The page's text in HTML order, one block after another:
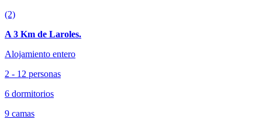
(2)
A 3 Km de Laroles.
Alojamiento entero
2 - 12 personas
6 dormitorios
9 camas